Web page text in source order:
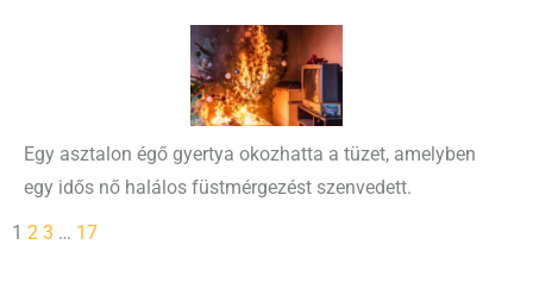
Egy asztalon égő gyertya okozhatta a tüzet, amelyben
egy idős nő halálos füstmérgezést szenvedett.
1 2 3 … 17